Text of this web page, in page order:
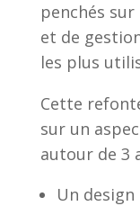
penchés
et de
les plus
Cette
sur un
autour de 3
Un